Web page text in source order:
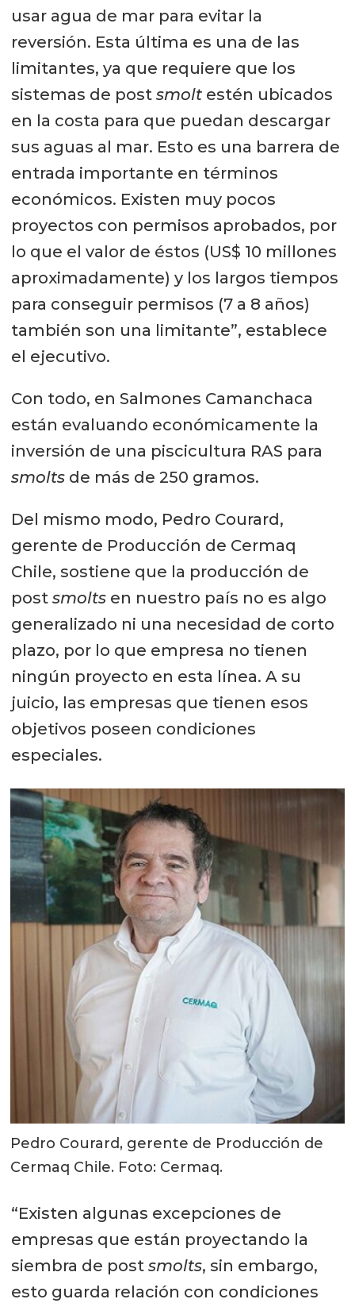
usar agua de mar para evitar la
reversión. Esta última es una de las
limitantes, ya que requiere que los
sistemas de post smoltestén ubicados
en la costa para que puedan descargar
sus aguas al mar. Esto es una barrera de
entrada importante en términos
económicos. Existen muy pocos
proyectos con permisos aprobados, por
lo que el valor de éstos (US$ 10 millones
aproximadamente) y los largos tiempos
para conseguir permisos (7 a 8 años)
también son una limitante”, establece
el ejecutivo.
Con todo, en Salmones Camanchaca
están evaluando económicamente la
inversión de una piscicultura RAS para
smoltsde más de 250 gramos.
Del mismo modo, Pedro Courard,
gerente de Producción de Cermaq
Chile, sostiene que la producción de
post smoltsen nuestro país no es algo
generalizado ni una necesidad de corto
plazo, por lo que empresa no tienen
ningún proyecto en esta línea. A su
juicio, las empresas que tienen esos
objetivos poseen condiciones
especiales.
Pedro Courard, gerente de Producción de
Cermaq Chile. Foto: Cermaq.
“Existen algunas excepciones de
empresas que están proyectando la
siembra de post smolts, sin embargo,
esto guarda relación con condiciones